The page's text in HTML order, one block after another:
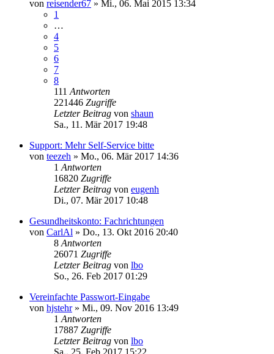
von reisender67 » Mi., 06. Mai 2015 13:34
1
…
4
5
6
7
8
111 Antworten
221446 Zugriffe
Letzter Beitrag von shaun
Sa., 11. Mär 2017 19:48
Support: Mehr Self-Service bitte
von teezeh » Mo., 06. Mär 2017 14:36
1 Antworten
16820 Zugriffe
Letzter Beitrag von eugenh
Di., 07. Mär 2017 10:48
Gesundheitskonto: Fachrichtungen
von CarlAl » Do., 13. Okt 2016 20:40
8 Antworten
26071 Zugriffe
Letzter Beitrag von lbo
So., 26. Feb 2017 01:29
Vereinfachte Passwort-Eingabe
von hjstehr» Mi., 09. Nov 2016 13:49
1 Antworten
17887 Zugriffe
Letzter Beitrag von lbo
Sa., 25. Feb 2017 15:22